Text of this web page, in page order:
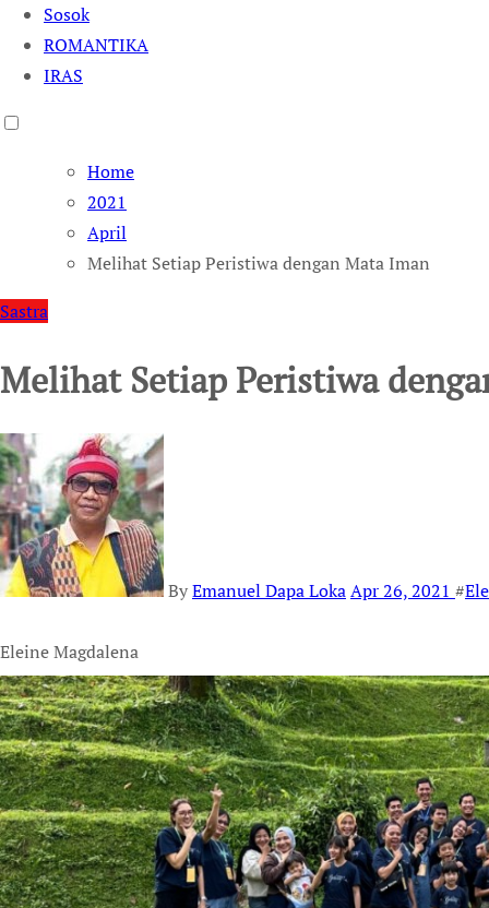
Sosok
ROMANTIKA
IRAS
Home
2021
April
Melihat Setiap Peristiwa dengan Mata Iman
Sastra
Melihat Setiap Peristiwa
ByEmanuel Dapa LokaApr 26, 2021 #
Eleine Magdalena